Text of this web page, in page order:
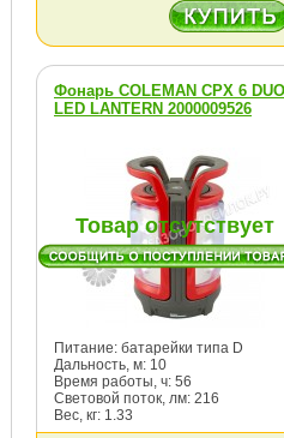
Фонарь COLEMAN CPX 6 DUO
LED LANTERN 2000009526
Товар отсутствует
Питание: батарейки типа D
Дальность, м: 10
Время работы, ч: 56
Световой поток, лм: 216
Вес, кг: 1.33